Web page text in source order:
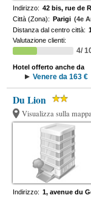
Indirizzo: 42 bis, rue de
Città (Zona): Parigi (4e
Distanza dal centro città:
Valutazione clienti:
4/
Hotel offerto anche da
Venere da 163 €
Du Lion
Visualizza sulla
Indirizzo: 1, avenue du